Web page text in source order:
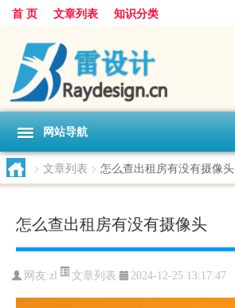
首 页 文章列表 知识分类
网站导航
> 文章列表 > 怎么查出租房有没有摄像头
怎么查出租房有没有摄像头
网友:zl 文章列表 2024-12-25 13:17:47